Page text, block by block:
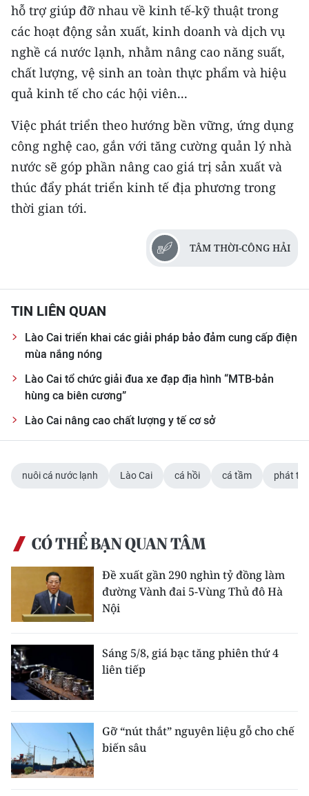
hỗ trợ giúp đỡ nhau về kinh tế-kỹ thuật trong
các hoạt động sản xuất, kinh doanh và dịch vụ
nghề cá nước lạnh, nhằm nâng cao năng suất,
chất lượng, vệ sinh an toàn thực phẩm và hiệu
quả kinh tế cho các hội viên...
Việc phát triển theo hướng bền vững, ứng dụng
công nghệ cao, gắn với tăng cường quản lý nhà
nước sẽ góp phần nâng cao giá trị sản xuất và
thúc đẩy phát triển kinh tế địa phương trong
thời gian tới.
TÂM THỜI-CÔNG HẢI
TIN LIÊN QUAN
Lào Cai triển khai các giải pháp bảo đảm cung cấp điện
mùa nắng nóng
Lào Cai tổ chức giải đua xe đạp địa hình “MTB-bản
hùng ca biên cương”
Lào Cai nâng cao chất lượng y tế cơ sở
nuôi cá nước lạnh Lào Cai cá hồi cá tầm phát
CÓ THỂ BẠN QUAN TÂM
Đề xuất gần 290 nghìn tỷ đồng làm
đường Vành đai 5-Vùng Thủ đô Hà
Nội
Sáng 5/8, giá bạc tăng phiên thứ 4
liên tiếp
Gỡ “nút thắt” nguyên liệu gỗ cho chế
biến sâu